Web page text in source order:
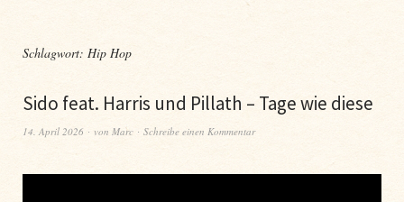
Schlagwort: Hip Hop
Sido feat. Harris und Pillath – Tage wie diese
14. April 2026 von Marc Schreibe einen Kommentar